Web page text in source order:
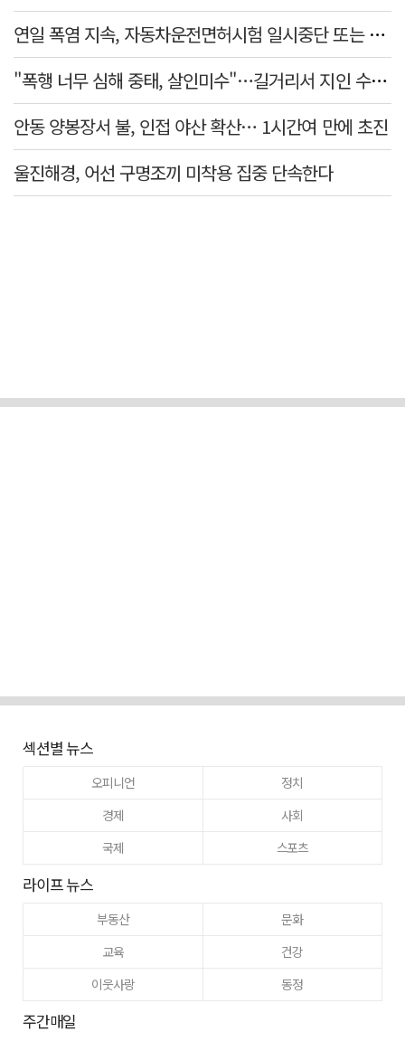
연일 폭염 지속, 자동차운전면허시험 일시중단 또는 축소 운영
"폭행 너무 심해 중태, 살인미수"…길거리서 지인 수십회 때린 50대 '긴급체포'
안동 양봉장서 불, 인접 야산 확산… 1시간여 만에 초진
울진해경, 어선 구명조끼 미착용 집중 단속한다
섹션별 뉴스
오피니언
정치
경제
사회
국제
스포츠
라이프 뉴스
부동산
문화
교육
건강
이웃사랑
동정
주간매일